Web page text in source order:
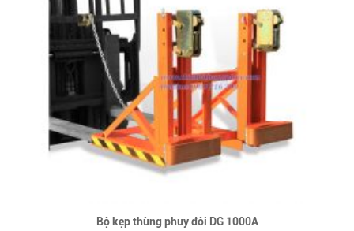
Bộ kẹp thùng phuy đôi DG 1000A